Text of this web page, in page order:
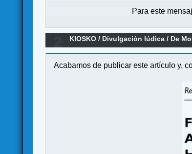
Para este
KIOSKO / Divulgación lúdica / De
Acabamos de publicar este artículo y,